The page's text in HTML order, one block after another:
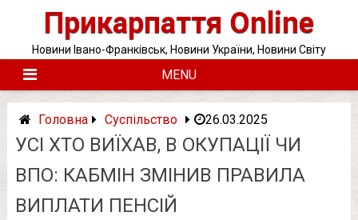
Прикарпаття Online
Новини Івано-Франківськ, Новини України, Новини Світу
MENU
Головна Суспільство 26.03.2025
УСІ ХТО ВИЇХАВ, В ОКУПАЦІЇ ЧИ
ВПО: КАБМІН ЗМІНИВ ПРАВИЛА
ВИПЛАТИ ПЕНСІЙ